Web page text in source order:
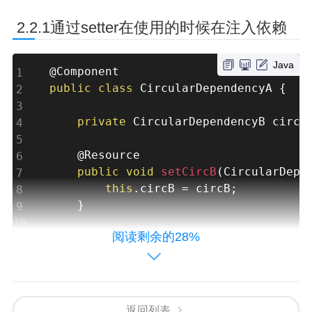
2.2.1通过setter在使用的时候在注入依赖
Java
public
class CircularDependencyA {
private CircularDependencyB circB
    @Resource
public
void setCircB (
this.circB = circB;
}
public CircularDependencyB
return circB
阅读剩余的28%